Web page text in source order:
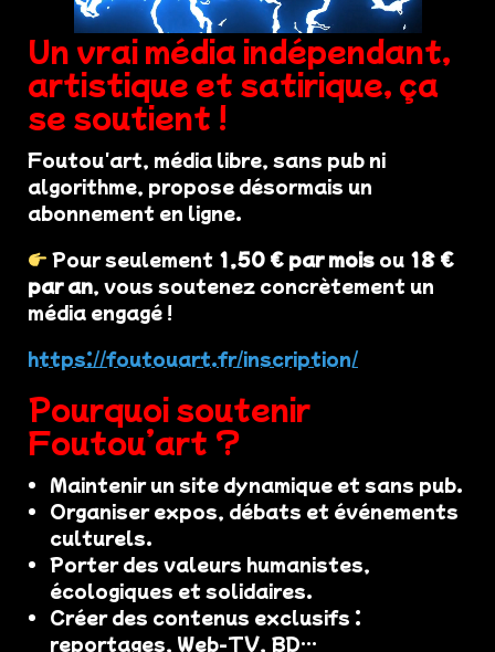
Un vrai média indépendant,
artistique et satirique, ça
se soutient !
Foutou'art, média libre, sans pub ni
algorithme, propose désormais un
abonnement en ligne.
Pour seulement 1,50 € par mois ou 18 €
par an, vous soutenez concrètement un
média engagé !
https://foutouart.fr/inscription/
Pourquoi soutenir
Foutou’art ?
Maintenir un site dynamique et sans pub.
Organiser expos, débats et événements
culturels.
Porter des valeurs humanistes,
écologiques et solidaires.
Créer des contenus exclusifs :
reportages, Web-TV, BD…